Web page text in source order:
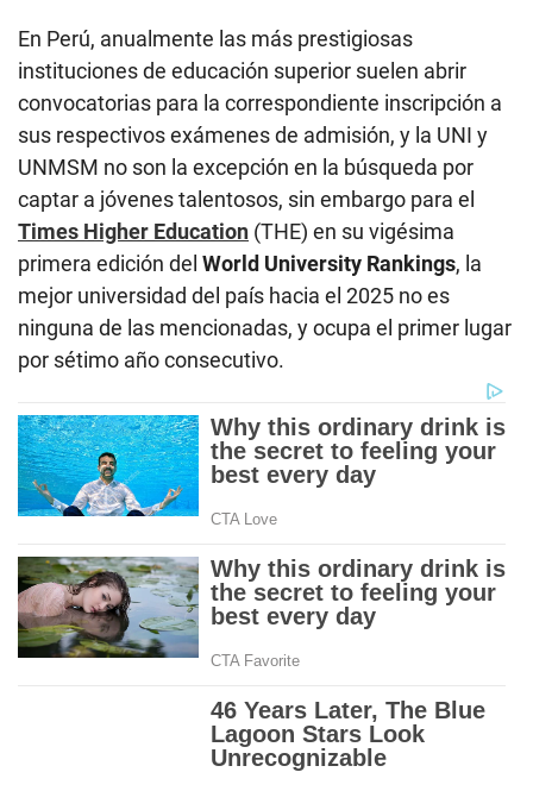
En Perú, anualmente las más prestigiosas
instituciones de educación superior suelen abrir
convocatorias para la correspondiente inscripción a
sus respectivos exámenes de admisión, y la UNI y
UNMSM no son la excepción en la búsqueda por
captar a jóvenes talentosos, sin embargo para el
Times Higher Education (THE) en su vigésima
primera edición del World University Rankings, la
mejor universidad del país hacia el 2025 no es
ninguna de las mencionadas, y ocupa el primer lugar
por sétimo año consecutivo.